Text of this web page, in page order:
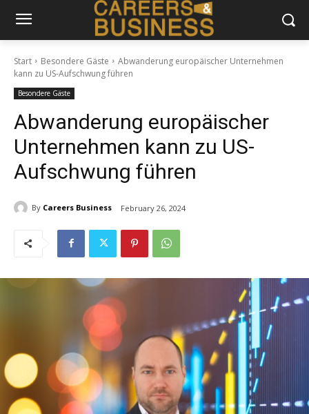
Start Besondere Gäste
Abwanderung europäischer Unternehmen
kann zu US-Aufschwung führen
Besondere Gäste
Abwanderung europäischer
Unternehmen kann zu US-
Aufschwung führen
By Careers Business February 26, 2024